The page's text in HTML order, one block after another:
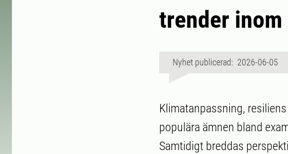
trender
Nyhet publicerad: 2026-06-05
Klimatanpassning,
populära ämnen bland
Samtidigt breddas